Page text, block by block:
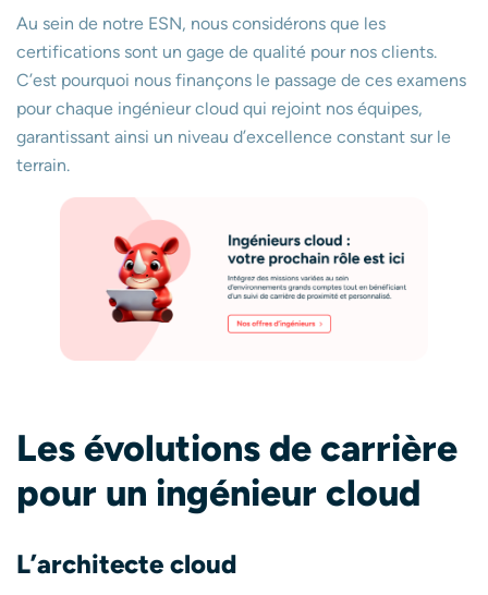
Au sein de notre ESN, nous considérons que les
certifications sont un gage de qualité pour nos clients.
C’est pourquoi nous finançons le passage de ces examens
pour chaque ingénieur cloud qui rejoint nos équipes,
garantissant ainsi un niveau d’excellence constant sur le
terrain.
Les évolutions de carrière
pour un ingénieur cloud
L’architecte cloud